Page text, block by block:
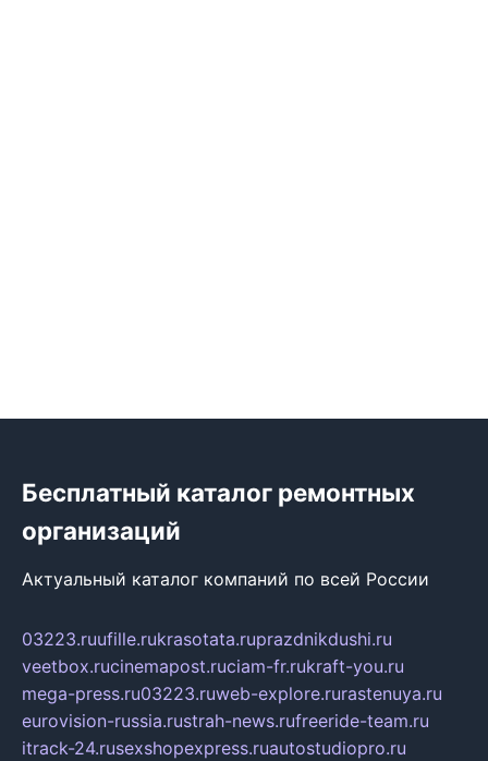
Бесплатный каталог ремонтных
организаций
Актуальный каталог компаний по всей России
03223.ruufille.rukrasotata.ruprazdnikdushi.ru
veetbox.rucinemapost.ruciam-fr.rukraft-you.ru
mega-press.ru03223.ruweb-explore.rurastenuya.ru
eurovision-russia.rustrah-news.rufreeride-team.ru
itrack-24.rusexshopexpress.ruautostudiopro.ru